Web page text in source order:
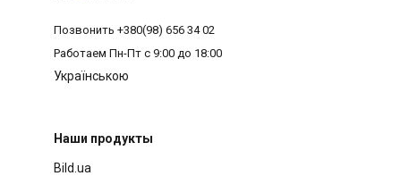
Позвонить +380(98) 656 34 02
Работаем Пн-Пт с 9:00 до 18:00
Українською
Наши продукты
Bild.ua